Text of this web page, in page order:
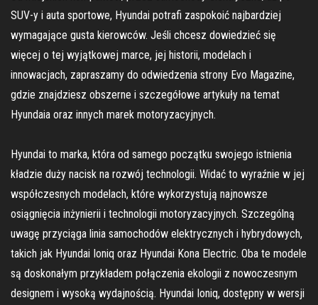
SUV-y i auta sportowe, Hyundai potrafi zaspokoić najbardziej
wymagające gusta kierowców. Jeśli chcesz dowiedzieć się
więcej o tej wyjątkowej marce, jej historii, modelach i
innowacjach, zapraszamy do odwiedzenia strony Evo Magazine,
gdzie znajdziesz obszerne i szczegółowe artykuły na temat
Hyundaia oraz innych marek motoryzacyjnych.
Hyundai to marka, która od samego początku swojego istnienia
kładzie duży nacisk na rozwój technologii. Widać to wyraźnie w jej
współczesnych modelach, które wykorzystują najnowsze
osiągnięcia inżynierii i technologii motoryzacyjnych. Szczególną
uwagę przyciąga linia samochodów elektrycznych i hybrydowych,
takich jak Hyundai Ioniq oraz Hyundai Kona Electric. Oba te modele
są doskonałym przykładem połączenia ekologii z nowoczesnym
designem i wysoką wydajnością. Hyundai Ioniq, dostępny w wersji